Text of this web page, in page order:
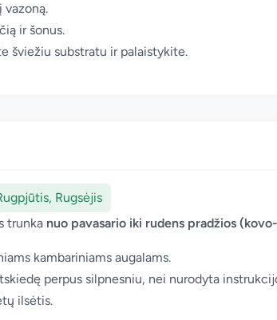
ir šonus.
šviežiu substratu ir palaistykite.
Rugsėjis
trunka nuo pavasario iki rudens pradžios
kambariniams augalams.
perpus silpnesniu, nei nurodyta
ilsėtis.